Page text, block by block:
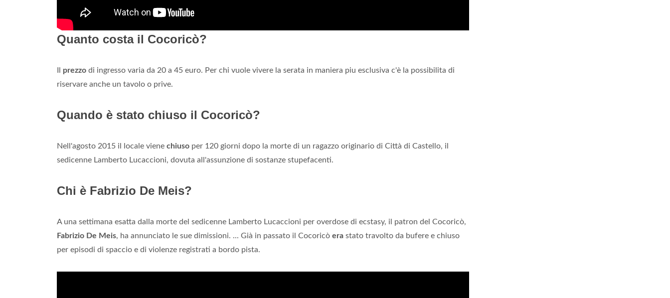
Quanto costa il Cocoricò?
prezzo di ingresso varia da 20 a 45 euro. Per chi vuole vivere la serata in maniera piu esclusiva c'è la possibilita di
riservare anche un tavolo o prive.
Quando è stato chiuso il Cocoricò?
Nell'agosto 2015 il locale viene chiuso per 120 giorni dopo la morte di un ragazzo originario di Città di Castello, il
sedicenne Lamberto Lucaccioni, dovuta all'assunzione di sostanze stupefacenti.
Chi è Fabrizio De Meis?
A una settimana esatta dalla morte del sedicenne Lamberto Lucaccioni per overdose di ecstasy, il patron del Cocoricò,
Fabrizio De Meis, ha annunciato le sue dimissioni. ... Già in passato il Cocoricò era stato travolto da bufere e chiuso
per episodi di spaccio e di violenze registrati a bordo pista.